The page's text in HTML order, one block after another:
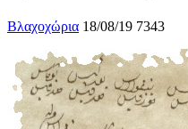
Βλαχοχώρια 18/08/19 7343